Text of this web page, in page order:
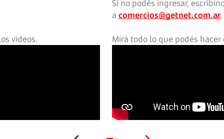
videos.
Si no podés ingresar,
a comercios@getnet.com.ar.
Mirá todo lo que podés hacer